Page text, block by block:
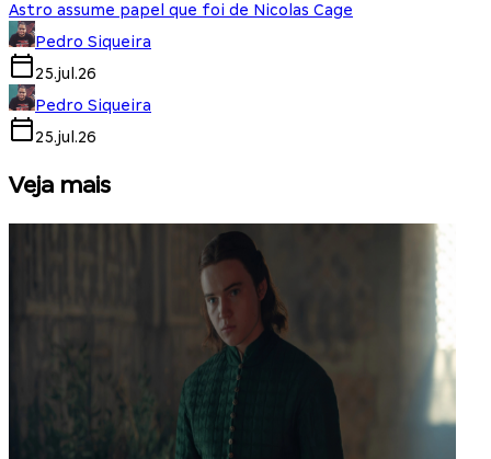
Astro assume papel que foi de Nicolas Cage
Pedro Siqueira
25.jul.26
Pedro Siqueira
25.jul.26
Veja mais